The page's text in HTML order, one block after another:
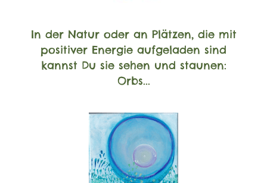
In der Natur oder an Plätzen, die mit
positiver Energie aufgeladen sind
kannst Du sie sehen und staunen:
Orbs...